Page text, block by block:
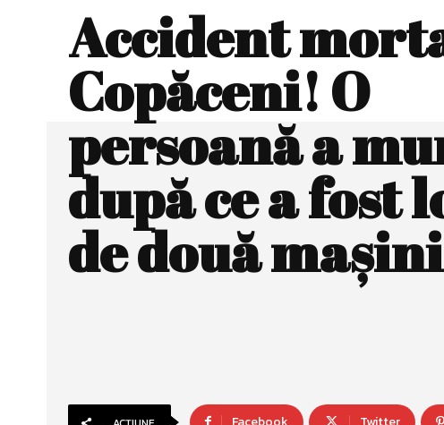
Accident
Copăceni! O
persoană a
după ce a fost
de două mașini